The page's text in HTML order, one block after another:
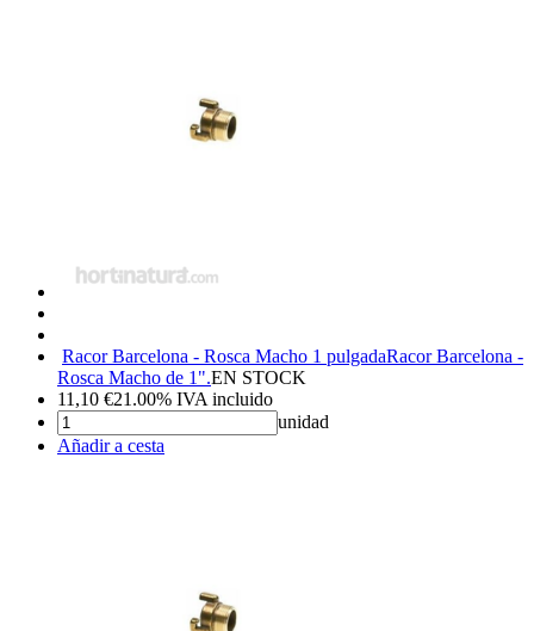
Racor Barcelona - Rosca Macho 1 pulgadaRacor Barcelona -
Rosca Macho de 1".EN STOCK
11,10 €21.00% IVA incluido
unidad
Añadir a cesta